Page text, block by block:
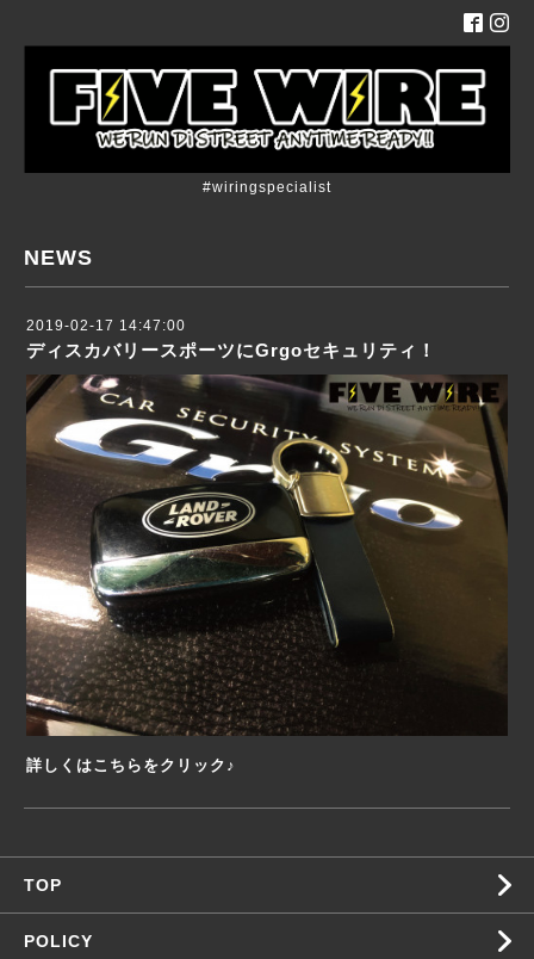
#wiringspecialist
NEWS
2019-02-17 14:47:00
ディスカバリースポーツにGrgoセキュリティ！
詳しくはこちらをクリック♪
TOP
POLICY